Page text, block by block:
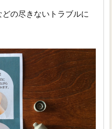
どの尽きないトラブルに